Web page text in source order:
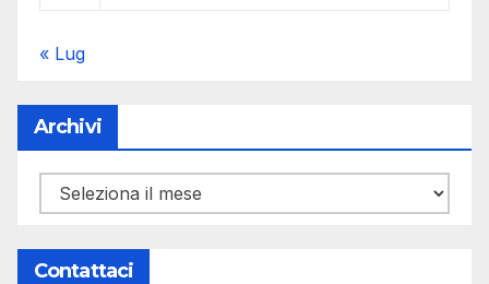
« Lug
Archivi
Archivi
Contattaci